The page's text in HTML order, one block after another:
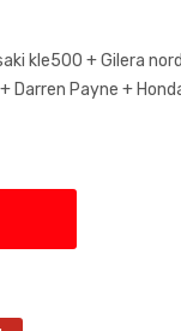
kle500 +Gilera
Darren Payne +